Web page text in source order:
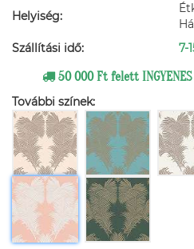
Helyiség:
Szállítási idő:
7-
50 000 Ft felett
További színek: